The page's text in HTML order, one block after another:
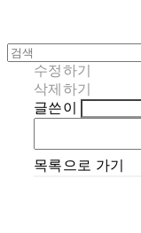
수정하기
삭제하기
글쓴이
목록으로 가기